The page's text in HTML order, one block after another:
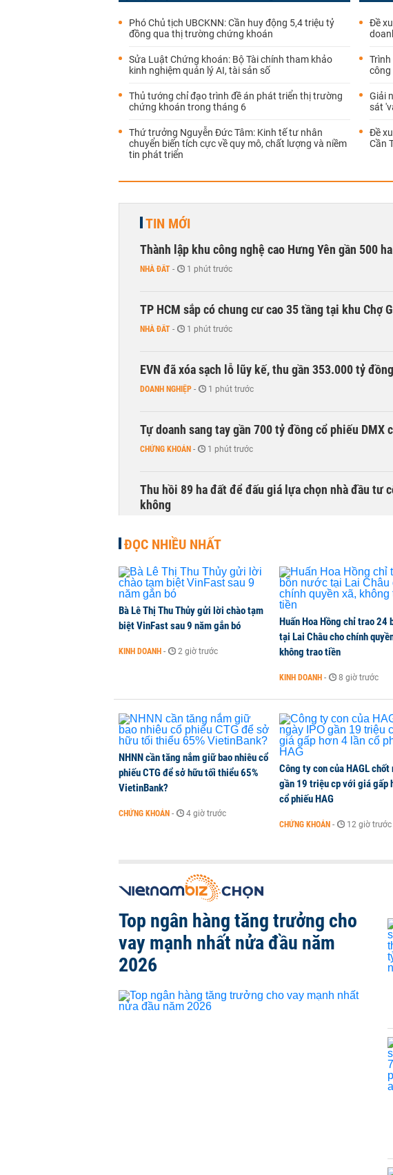
Phó Chủ tịch UBCKNN: Cần huy động 5,4 triệu tỷ
đồng qua thị trường chứng khoán
Sửa Luật Chứng khoán: Bộ Tài chính tham khảo
kinh nghiệm quản lý AI, tài sản số
Thủ tướng chỉ đạo trình đề án phát triển thị trường
chứng khoán trong tháng 6
Thứ trưởng Nguyễn Đức Tâm: Kinh tế tư nhân
chuyển biến tích cực về quy mô, chất lượng và niềm
tin phát triển
Đề
công
Giải
sát
Đề
Cần
TIN MỚI
Thành lập khu công nghệ cao Hưng Yên gần 500 ha
NHÀ ĐẤT - 1 phút trước
TP HCM sắp có chung cư cao 35 tầng tại khu Chợ
NHÀ ĐẤT - 1 phút trước
EVN đã xóa sạch lỗ lũy kế, thu gần 353.000 tỷ
DOANH NGHIỆP - 1 phút trước
Tự doanh sang tay gần 700 tỷ đồng cổ phiếu DMX
CHỨNG KHOÁN - 1 phút trước
Thu hồi 89 ha đất để đấu giá lựa chọn nhà đầu tư
không
Dòng tiền ngoại bất ngờ trở lại TTCK, ai đã mua vào?
CHỨNG KHOÁN 1 phút trước
Kiến nghị đưa người bán hàng online, lao động
TikToker Khánh Sky, Vua Quạt, Hồ Văn Khoa bị khởi
ĐỌC NHIỀU NHẤT
Bà Lê Thị Thu Thủy gửi lời chào tạm
biệt VinFast sau 9 năm gắn bó
KINH DOANH - 2 giờ trước
Huấn Hoa Hồng chỉ trao 24
tại Lai Châu cho chính
không trao tiền
KINH DOANH - 8 giờ trước
NHNN cần tăng nắm giữ bao nhiêu cổ
phiếu CTG để sở hữu tối thiểu 65%
VietinBank?
CHỨNG KHOÁN - 4 giờ trước
Công ty con của HAGL chốt
gần 19 triệu cp với giá gấp
cổ phiếu HAG
CHỨNG KHOÁN - 12 giờ trước
Top ngân hàng tăng trưởng cho
vay mạnh nhất nửa đầu năm
2026